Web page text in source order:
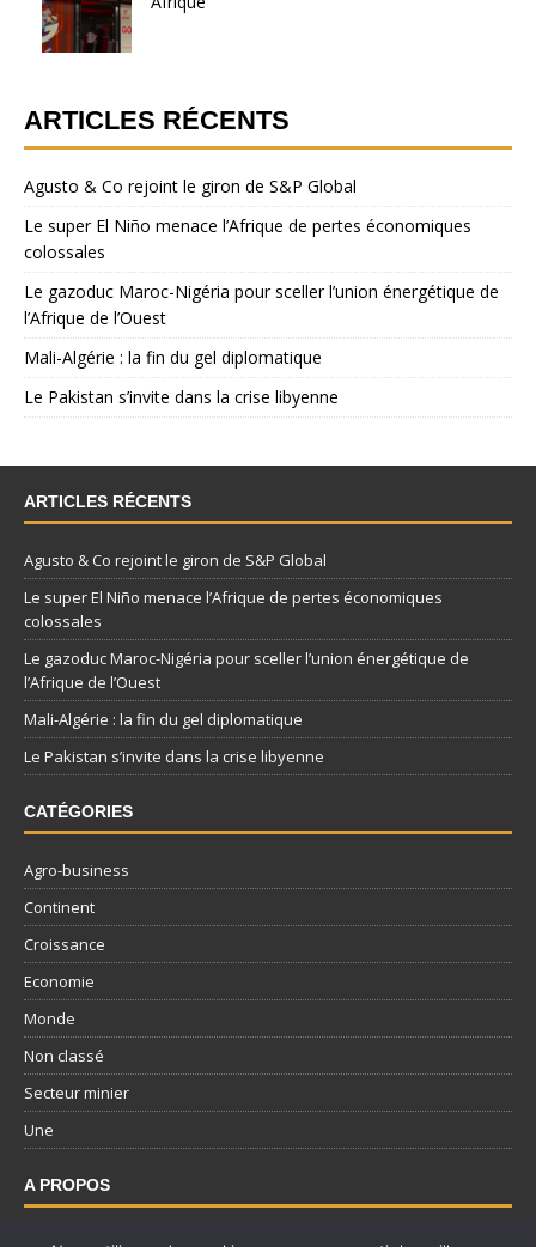
ARTICLES RÉCENTS
Agusto & Co rejoint le giron de S&P Global
Le super El Niño menace l’Afrique de pertes économiques
colossales
Le gazoduc Maroc-Nigéria pour sceller l’union énergétique de
l’Afrique de l’Ouest
Mali-Algérie : la fin du gel diplomatique
Le Pakistan s’invite dans la crise libyenne
ARTICLES RÉCENTS
Agusto & Co rejoint le giron de S&P Global
Le super El Niño menace l’Afrique de pertes économiques
colossales
Le gazoduc Maroc-Nigéria pour sceller l’union énergétique de
l’Afrique de l’Ouest
Mali-Algérie : la fin du gel diplomatique
Le Pakistan s’invite dans la crise libyenne
CATÉGORIES
Agro-business
Continent
Croissance
Economie
Monde
Non classé
Secteur minier
Une
A PROPOS